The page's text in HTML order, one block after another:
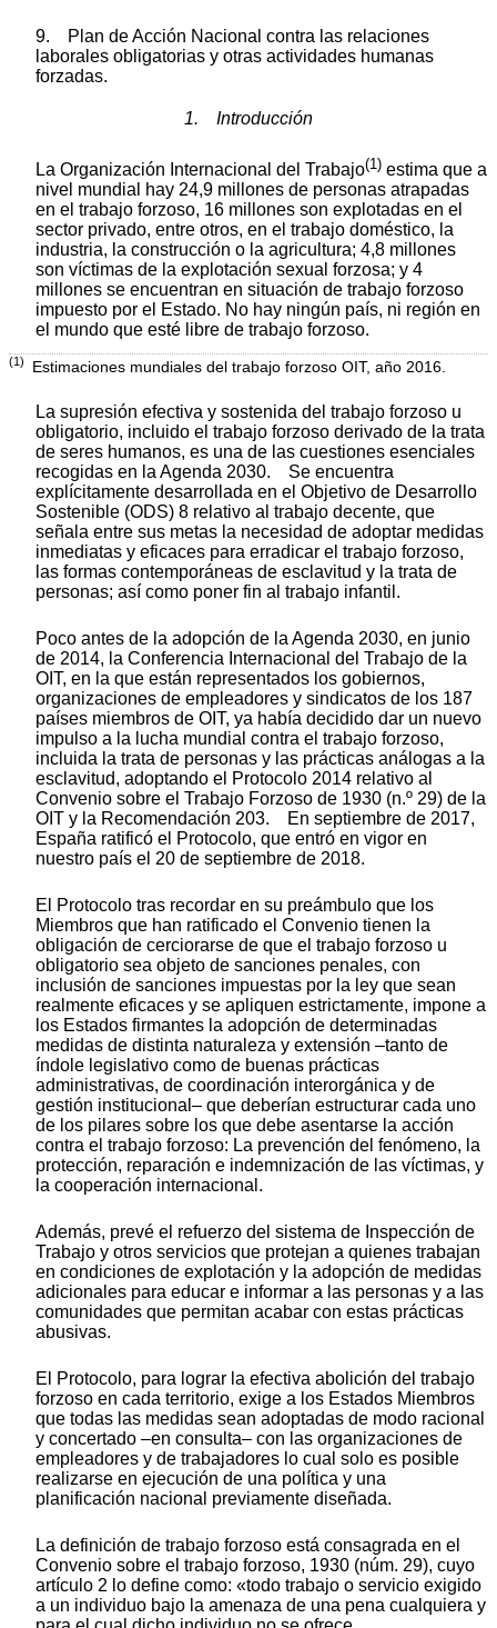
9. Plan de Acción Nacional contra las relaciones
laborales obligatorias y otras actividades humanas
forzadas.
1. Introducción
La Organización Internacional del Trabajo(1) estima que a
nivel mundial hay 24,9 millones de personas atrapadas
en el trabajo forzoso, 16 millones son explotadas en el
sector privado, entre otros, en el trabajo doméstico, la
industria, la construcción o la agricultura; 4,8 millones
son víctimas de la explotación sexual forzosa; y 4
millones se encuentran en situación de trabajo forzoso
impuesto por el Estado. No hay ningún país, ni región en
el mundo que esté libre de trabajo forzoso.
(1) Estimaciones mundiales del trabajo forzoso OIT, año 2016.
La supresión efectiva y sostenida del trabajo forzoso u
obligatorio, incluido el trabajo forzoso derivado de la trata
de seres humanos, es una de las cuestiones esenciales
recogidas en la Agenda 2030. Se encuentra
explícitamente desarrollada en el Objetivo de Desarrollo
Sostenible (ODS) 8 relativo al trabajo decente, que
señala entre sus metas la necesidad de adoptar medidas
inmediatas y eficaces para erradicar el trabajo forzoso,
las formas contemporáneas de esclavitud y la trata de
personas; así como poner fin al trabajo infantil.
Poco antes de la adopción de la Agenda 2030, en junio
de 2014, la Conferencia Internacional del Trabajo de la
OIT, en la que están representados los gobiernos,
organizaciones de empleadores y sindicatos de los 187
países miembros de OIT, ya había decidido dar un nuevo
impulso a la lucha mundial contra el trabajo forzoso,
incluida la trata de personas y las prácticas análogas a la
esclavitud, adoptando el Protocolo 2014 relativo al
Convenio sobre el Trabajo Forzoso de 1930 (n.º 29) de la
OIT y la Recomendación 203. En septiembre de 2017,
España ratificó el Protocolo, que entró en vigor en
nuestro país el 20 de septiembre de 2018.
El Protocolo tras recordar en su preámbulo que los
Miembros que han ratificado el Convenio tienen la
obligación de cerciorarse de que el trabajo forzoso u
obligatorio sea objeto de sanciones penales, con
inclusión de sanciones impuestas por la ley que sean
realmente eficaces y se apliquen estrictamente, impone a
los Estados firmantes la adopción de determinadas
medidas de distinta naturaleza y extensión –tanto de
índole legislativo como de buenas prácticas
administrativas, de coordinación interorgánica y de
gestión institucional– que deberían estructurar cada uno
de los pilares sobre los que debe asentarse la acción
contra el trabajo forzoso: La prevención del fenómeno, la
protección, reparación e indemnización de las víctimas, y
la cooperación internacional.
Además, prevé el refuerzo del sistema de Inspección de
Trabajo y otros servicios que protejan a quienes trabajan
en condiciones de explotación y la adopción de medidas
adicionales para educar e informar a las personas y a las
comunidades que permitan acabar con estas prácticas
abusivas.
El Protocolo, para lograr la efectiva abolición del trabajo
forzoso en cada territorio, exige a los Estados Miembros
que todas las medidas sean adoptadas de modo racional
y concertado –en consulta– con las organizaciones de
empleadores y de trabajadores lo cual solo es posible
realizarse en ejecución de una política y una
planificación nacional previamente diseñada.
La definición de trabajo forzoso está consagrada en el
Convenio sobre el trabajo forzoso, 1930 (núm. 29), cuyo
artículo 2 lo define como: «todo trabajo o servicio exigido
a un individuo bajo la amenaza de una pena cualquiera y